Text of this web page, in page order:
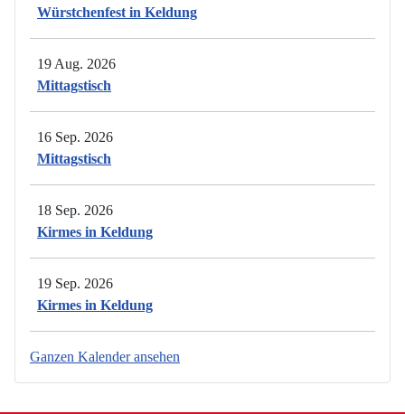
Würstchenfest in Keldung
19 Aug. 2026
Mittagstisch
16 Sep. 2026
Mittagstisch
18 Sep. 2026
Kirmes in Keldung
19 Sep. 2026
Kirmes in Keldung
Ganzen Kalender ansehen